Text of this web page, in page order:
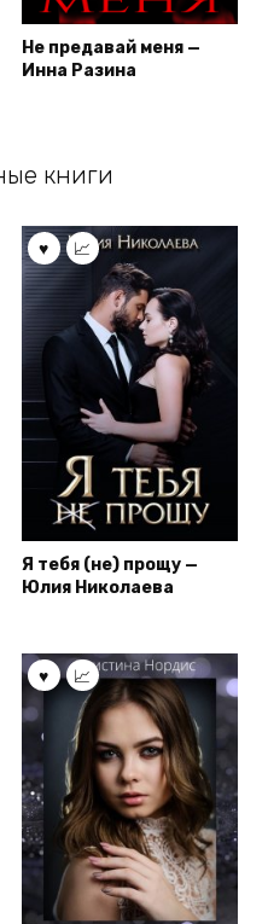
Не предавай меня —
Инна Разина
книги
Я тебя (не) прощу —
Юлия Николаева